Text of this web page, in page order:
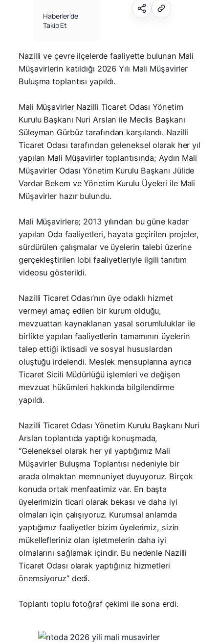
Haberler’de
Takip Et
Nazilli ve çevre ilçelerde faaliyette bulunan Mali
Müşavirlerin katıldığı 2026 Yılı Mali Müşavirler
Buluşma toplantısı yapıldı.
Mali Müşavirler Nazilli Ticaret Odası Yönetim
Kurulu Başkanı Nuri Arslan ile Meclis Başkanı
Süleyman Gürbüz tarafından karşılandı. Nazilli
Ticaret Odası tarafından geleneksel olarak her yıl
yapılan Mali Müşavirler toplantısında; Aydın Mali
Müşavirler Odası Yönetim Kurulu Başkanı Jülide
Vardar Bekem ve Yönetim Kurulu Üyeleri ile Mali
Müşavirler hazır bulundu.
Mali Müşavirlere; 2013 yılından bu güne kadar
yapılan Oda faaliyetleri, hayata geçirilen projeler,
sürdürülen çalışmalar ve üyelerin talebi üzerine
gerçekleştirilen lobi faaliyetleriyle ilgili tanıtım
videosu gösterildi.
Nazilli Ticaret Odası’nın üye odaklı hizmet
vermeyi amaç edilen bir kurum olduğu,
mevzuattan kaynaklanan yasal sorumluluklar ile
birlikte yapılan faaliyetlerin tamamının üyelerin
talep ettiği iktisadi ve sosyal hususlardan
oluştuğu irdelendi. Meslek mensuplarına ayrıca
Ticaret Sicili Müdürlüğü işlemleri ve değişen
mevzuat hükümleri hakkında bilgilendirme
yapıldı.
Nazilli Ticaret Odası Yönetim Kurulu Başkanı Nuri
Arslan toplantıda yaptığı konuşmada,
“Geleneksel olarak her yıl yaptığımız Mali
Müşavirler Buluşma Toplantısı nedeniyle bir
arada olmaktan memnuniyet duyuyoruz. Birçok
konuda ortak menfaatimiz var. En başta
üyelerimizin ticari olarak bekası ve daha iyi
olmaları için çalışıyoruz. Kurumsal anlamda
yaptığımız faaliyetler bizim üyelerimiz, sizin
mükellefleriniz olan işletmelerin daha iyi
olmalarını sağlamak içindir. Bu nedenle Nazilli
Ticaret Odası olarak yaptığınız hizmetleri
önemsiyoruz” dedi.
Toplantı toplu fotoğraf çekimi ile sona erdi.